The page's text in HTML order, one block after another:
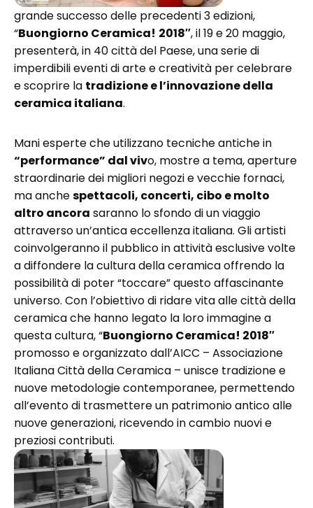
grande successo delle precedenti 3 edizioni,
“Buongiorno Ceramica! 2018″, il 19 e 20 maggio,
presenterà, in 40 città del Paese, una serie di
imperdibili eventi di arte e creatività per celebrare
e scoprire la tradizione e l’innovazione della
ceramica italiana.
Mani esperte che utilizzano tecniche antiche in
“performance” dal vivo, mostre a tema, aperture
straordinarie dei migliori negozi e vecchie fornaci,
ma anchespettacoli, concerti, cibo e molto
altro ancora saranno lo sfondo di un viaggio
attraverso un’antica eccellenza italiana. Gli artisti
coinvolgeranno il pubblico in attività esclusive volte
a diffondere la cultura della ceramica offrendo la
possibilità di poter “toccare” questo affascinante
universo. Con l’obiettivo di ridare vita alle città della
ceramica che hanno legato la loro immagine a
questa cultura, “Buongiorno Ceramica! 2018″
promosso e organizzato dall’AICC – Associazione
Italiana Città della Ceramica – unisce tradizione e
nuove metodologie contemporanee, permettendo
all’evento di trasmettere un patrimonio antico alle
nuove generazioni, ricevendo in cambio nuovi e
preziosi contributi.